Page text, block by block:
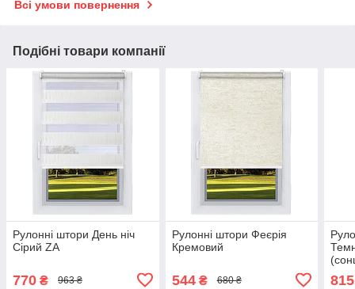
Всі умови повернення
Подібні товари компанії
Рулонні штори День ніч
Сірий ZA
770 ₴ 963 ₴
Рулонні штори Феєрія
Кремовий
544₴ 680 ₴ 815